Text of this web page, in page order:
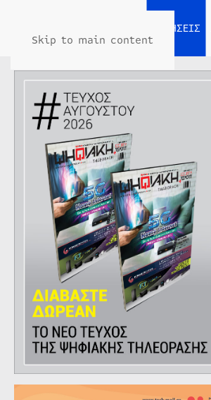
Skip to main content
ΕΙΔΗΣΕΙΣ